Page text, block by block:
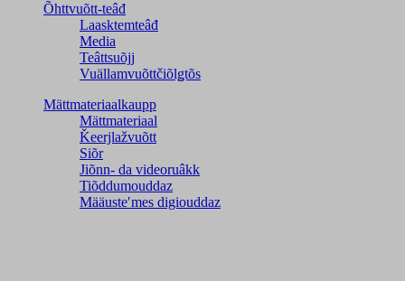
Õhttvuõtt-teâđ
Laasktemteâđ
Media
Teâttsuõjj
Vuällamvuõttčiõlǥtõs
Mättmateriaalkaupp
Mättmateriaal
Ǩeerjlažvuõtt
Siõr
Jiõnn- da videoruâkk
Tiõddumouddaz
Määusteʹmes digiouddaz